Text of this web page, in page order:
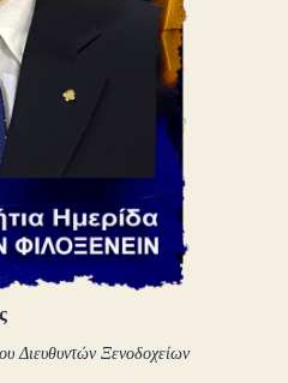
Διευθυντών Ξενοδοχείων